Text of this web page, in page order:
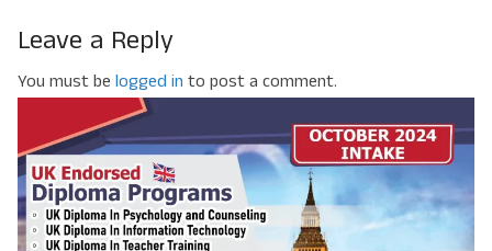
Leave a Reply
You must be logged in to post a comment.